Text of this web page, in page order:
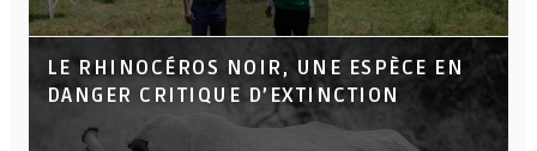
LE RHINOCÉROS NOIR, UNE ESPÈCE EN
DANGER CRITIQUE D’EXTINCTION